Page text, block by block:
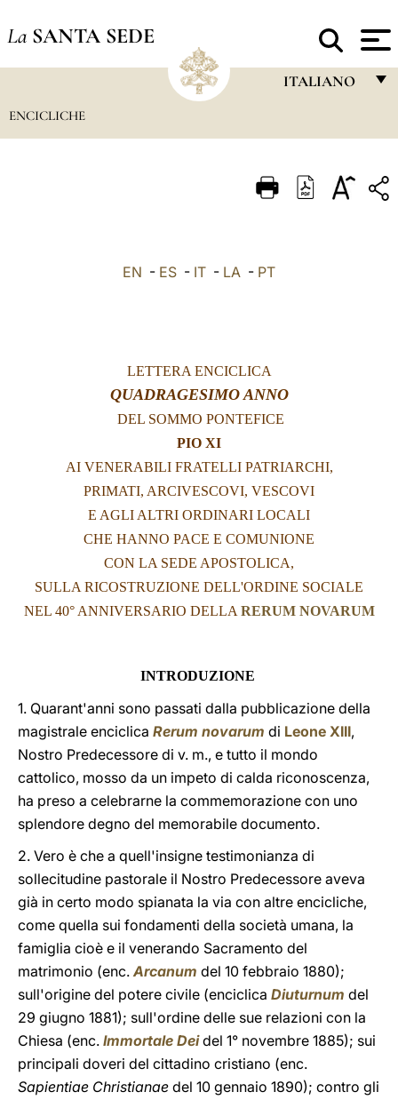
La SANTA SEDE
ITALIANO
ITALIANO
中文
LATINE
ENCICLICHE
EN - ES - IT - LA - PT
LETTERA ENCICLICA
QUADRAGESIMO ANNO
DEL SOMMO PONTEFICE
PIO XI
AI VENERABILI FRATELLI PATRIARCHI,
PRIMATI, ARCIVESCOVI, VESCOVI
E AGLI ALTRI ORDINARI LOCALI
CHE HANNO PACE E COMUNIONE
CON LA SEDE APOSTOLICA,
SULLA RICOSTRUZIONE DELL'ORDINE SOCIALE
NEL 40° ANNIVERSARIO DELLA RERUM NOVARUM
INTRODUZIONE
1. Quarant'anni sono passati dalla pubblicazione della
magistrale enciclica Rerum novarum di Leone XIII,
Nostro Predecessore di v. m., e tutto il mondo
cattolico, mosso da un impeto di calda riconoscenza,
ha preso a celebrarne la commemorazione con uno
splendore degno del memorabile documento.
2. Vero è che a quell'insigne testimonianza di
sollecitudine pastorale il Nostro Predecessore aveva
già in certo modo spianata la via con altre encicliche,
come quella sui fondamenti della società umana, la
famiglia cioè e il venerando Sacramento del
matrimonio (enc.Arcanum del 10 febbraio 1880);
sull'origine del potere civile (enciclica Diuturnum del
29 giugno 1881); sull'ordine delle sue relazioni con la
Chiesa (enc. Immortale Dei del 1° novembre 1885); sui
principali doveri del cittadino cristiano (enc.
Sapientiae Christianae del 10 gennaio 1890); contro gli